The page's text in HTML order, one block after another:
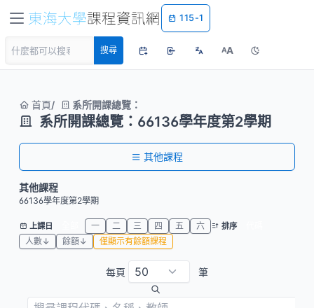
115-1
搜尋 AA
首頁 系所開課總覽：
系所開課總覽：66136學年度第2學期
其他課程
其他課程
66136學年度第2學期
上課日 一 二 三 四 五 六 排序
人數↓
餘額↓ 僅顯示有餘額課程
每頁 筆